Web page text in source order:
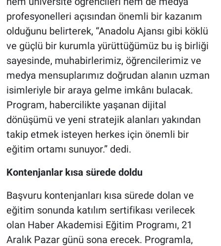
profesyonelleri açısından önemli bir kazanım
olduğunu belirterek, “Anadolu Ajansı gibi köklü
ve güçlü bir kurumla yürüttüğümüz bu iş birliği
sayesinde, muhabirlerimiz, öğrencilerimiz ve
medya mensuplarımız doğrudan alanın uzman
isimleriyle bir araya gelme imkânı bulacak.
Program, habercilikte yaşanan dijital
dönüşümü ve yeni stratejik alanları yakından
takip etmek isteyen herkes için önemli bir
eğitim ortamı sunuyor.” dedi.
Kontenjanlar kısa sürede doldu
Başvuru kontenjanları kısa sürede dolan ve
eğitim sonunda katılım sertifikası verilecek
olan Haber Akademisi Eğitim Programı, 21
Aralık Pazar günü sona erecek. Programla,